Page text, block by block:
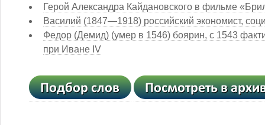
Герой Александра Кайдановского в фильме
Василий (1847—1918) российский экономист,
Федор (Демид) (умер в 1546) боярин, с 1543
при Иване IV